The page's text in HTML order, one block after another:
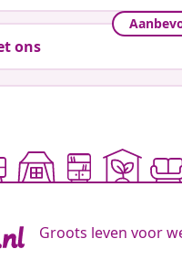
ons
Groots leven voor